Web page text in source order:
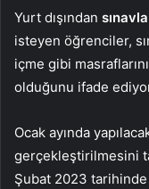
Yurt dışından
isteyen öğrenciler,
içme gibi
olduğunu ifade
Ocak ayında
gerçekleştirilmesini
Şubat 2023